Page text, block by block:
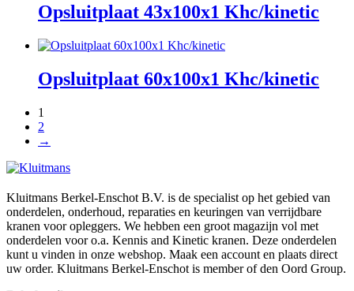
Opsluitplaat 43x100x1 Khc/kinetic
Opsluitplaat 60x100x1 Khc/kinetic
1
2
→
Kluitmans Berkel-Enschot B.V. is de specialist op het gebied van
onderdelen, onderhoud, reparaties en keuringen van verrijdbare
kranen voor opleggers. We hebben een groot magazijn vol met
onderdelen voor o.a. Kennis and Kinetic kranen. Deze onderdelen
kunt u vinden in onze webshop. Maak een account en plaats direct
uw order. Kluitmans Berkel-Enschot is member of den Oord Group.